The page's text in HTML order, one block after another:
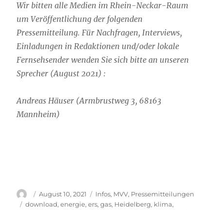
Wir bitten alle Medien im Rhein-Neckar-Raum
um Veröffentlichung der folgenden
Pressemitteilung. Für Nachfragen, Interviews,
Einladungen in Redaktionen und/oder lokale
Fernsehsender wenden Sie sich bitte an unseren
Sprecher (August 2021) :
Andreas Häuser (Armbrustweg 3, 68163
Mannheim)
Autor
Veröffentlicht
am
August 10, 2021 Kategorien
Infos, MVV, Pressemitteilungen
Schlagwörter
download,energie,ers,gas, Heidelberg, klima,